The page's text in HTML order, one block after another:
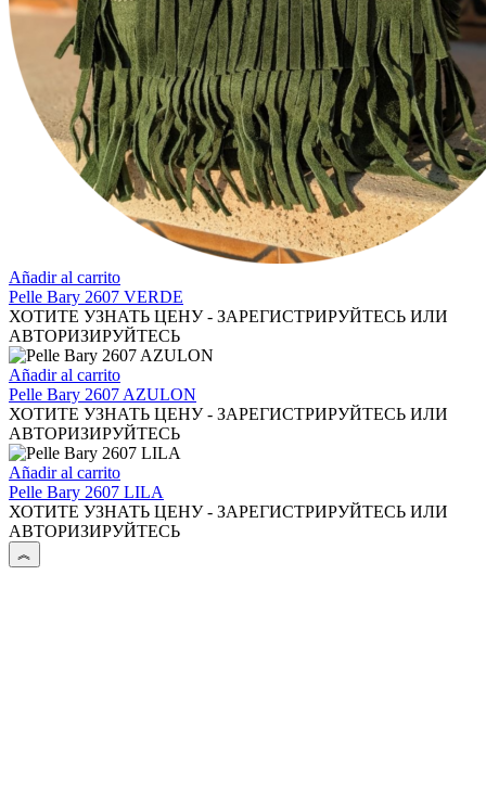
Añadir al carrito
Pelle Bary 2607 VERDE
ХОТИТЕ УЗНАТЬ ЦЕНУ - ЗАРЕГИСТРИРУЙТЕСЬ ИЛИ
АВТОРИЗИРУЙТЕСЬ
Añadir al carrito
Pelle Bary 2607 AZULON
ХОТИТЕ УЗНАТЬ ЦЕНУ - ЗАРЕГИСТРИРУЙТЕСЬ ИЛИ
АВТОРИЗИРУЙТЕСЬ
Añadir al carrito
Pelle Bary 2607 LILA
ХОТИТЕ УЗНАТЬ ЦЕНУ - ЗАРЕГИСТРИРУЙТЕСЬ ИЛИ
АВТОРИЗИРУЙТЕСЬ